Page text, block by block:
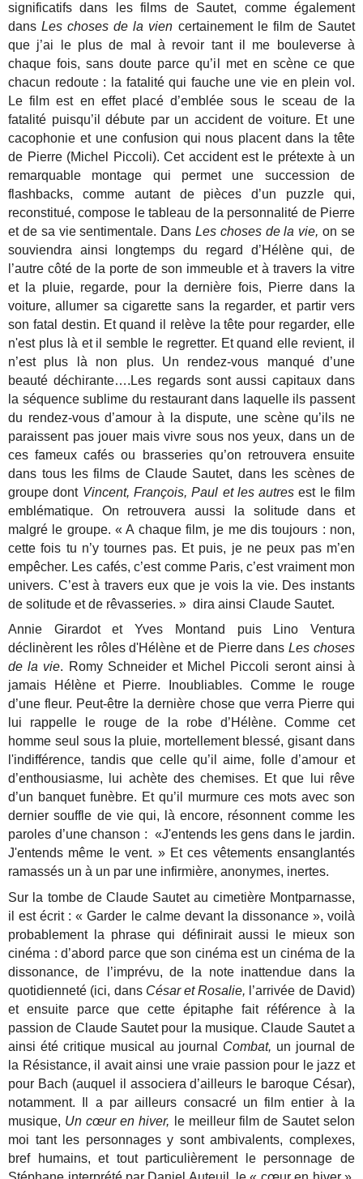
significatifs dans les films de Sautet, comme également
dans Les choses de la vien certainement le film de Sautet
que j’ai le plus de mal à revoir tant il me bouleverse à
chaque fois, sans doute parce qu’il met en scène ce que
chacun redoute : la fatalité qui fauche une vie en plein vol.
Le film est en effet placé d’emblée sous le sceau de la
fatalité puisqu’il débute par un accident de voiture. Et une
cacophonie et une confusion qui nous placent dans la tête
de Pierre (Michel Piccoli). Cet accident est le prétexte à un
remarquable montage qui permet une succession de
flashbacks, comme autant de pièces d’un puzzle qui,
reconstitué, compose le tableau de la personnalité de Pierre
et de sa vie sentimentale. Dans Les choses de la vie, on se
souviendra ainsi longtemps du regard d’Hélène qui, de
l’autre côté de la porte de son immeuble et à travers la vitre
et la pluie, regarde, pour la dernière fois, Pierre dans la
voiture, allumer sa cigarette sans la regarder, et partir vers
son fatal destin. Et quand il relève la tête pour regarder, elle
n'est plus là et il semble le regretter. Et quand elle revient, il
n’est plus là non plus. Un rendez-vous manqué d’une
beauté déchirante….Les regards sont aussi capitaux dans
la séquence sublime du restaurant dans laquelle ils passent
du rendez-vous d’amour à la dispute, une scène qu’ils ne
paraissent pas jouer mais vivre sous nos yeux, dans un de
ces fameux cafés ou brasseries qu’on retrouvera ensuite
dans tous les films de Claude Sautet, dans les scènes de
groupe dont Vincent, François, Paul et les autres est le film
emblématique. On retrouvera aussi la solitude dans et
malgré le groupe. « A chaque film, je me dis toujours : non,
cette fois tu n’y tournes pas. Et puis, je ne peux pas m’en
empêcher. Les cafés, c’est comme Paris, c’est vraiment mon
univers. C’est à travers eux que je vois la vie. Des instants
de solitude et de rêvasseries. » dira ainsi Claude Sautet.
Annie Girardot et Yves Montand puis Lino Ventura
déclinèrent les rôles d'Hélène et de Pierre dansLes choses
de la vie. Romy Schneider et Michel Piccoli seront ainsi à
jamais Hélène et Pierre. Inoubliables. Comme le rouge
d’une fleur. Peut-être la dernière chose que verra Pierre qui
lui rappelle le rouge de la robe d’Hélène. Comme cet
homme seul sous la pluie, mortellement blessé, gisant dans
l'indifférence, tandis que celle qu’il aime, folle d’amour et
d’enthousiasme, lui achète des chemises. Et que lui rêve
d’un banquet funèbre. Et qu’il murmure ces mots avec son
dernier souffle de vie qui, là encore, résonnent comme les
paroles d’une chanson : «J'entends les gens dans le jardin.
J'entends même le vent. » Et ces vêtements ensanglantés
ramassés un à un par une infirmière, anonymes, inertes.
Sur la tombe de Claude Sautet au cimetière Montparnasse,
il est écrit : « Garder le calme devant la dissonance », voilà
probablement la phrase qui définirait aussi le mieux son
cinéma : d’abord parce que son cinéma est un cinéma de la
dissonance, de l’imprévu, de la note inattendue dans la
quotidienneté (ici, dans César et Rosalie, l’arrivée de David)
et ensuite parce que cette épitaphe fait référence à la
passion de Claude Sautet pour la musique. Claude Sautet a
ainsi été critique musical au journal Combat, un journal de
la Résistance, il avait ainsi une vraie passion pour le jazz et
pour Bach (auquel il associera d’ailleurs le baroque César),
notamment. Il a par ailleurs consacré un film entier à la
musique, Un cœur en hiver, le meilleur film de Sautet selon
moi tant les personnages y sont ambivalents, complexes,
bref humains, et tout particulièrement le personnage de